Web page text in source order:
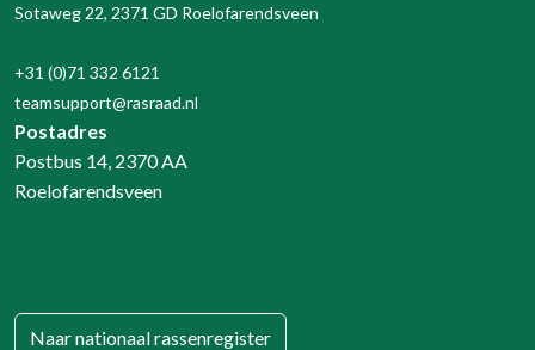
Sotaweg 22, 2371 GD Roelofarendsveen
+31 (0)71 332 6121
teamsupport@rasraad.nl
Postadres
Postbus 14, 2370 AA
Roelofarendsveen
Naar nationaal rassenregister